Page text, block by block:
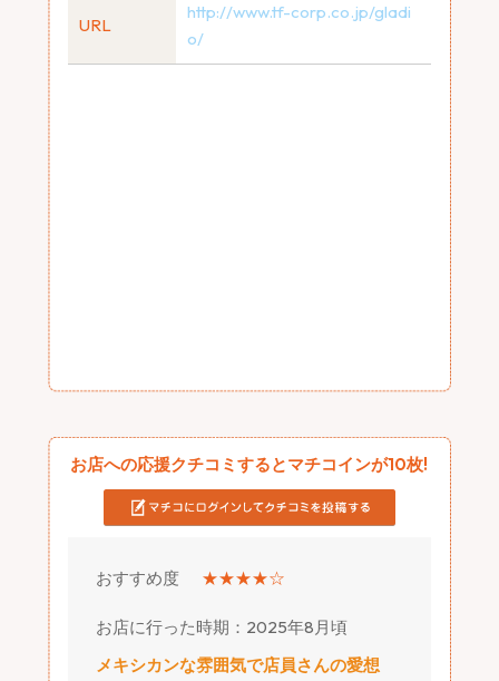
URL
http://www.tf-corp.co.jp/gladi
o/
お店への応援クチコミするとマチコインが10枚!
おすすめ度 ★★★★☆
お店に行った時期：2025年8月頃
メキシカンな雰囲気で店員さんの愛想